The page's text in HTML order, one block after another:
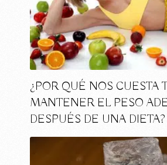
¿POR QUÉ NOS CUESTA
MANTENER EL PESO
DESPUÉS DE UNA